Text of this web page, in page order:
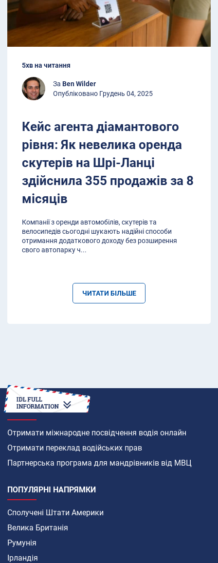
5хв на читання
За Ben Wilder
Опубліковано Грудень 04, 2025
Кейс агента діамантового
рівня: Як невелика оренда
скутерів на Шрі-Ланці
здійснила 355 продажів за 8
місяців
Компанії з оренди автомобілів, скутерів та
велосипедів сьогодні шукають надійні способи
отримання додаткового доходу без розширення
свого автопарку ч...
ЧИТАТИ БІЛЬШЕ
ЯК
Отримати міжнародне посвідчення водія онлайн
Отримати переклад водійських прав
Партнерська програма для мандрівників від МВЦ
ПОПУЛЯРНІ НАПРЯМКИ
Сполучені Штати Америки
Велика Британія
Румунія
Ірландія